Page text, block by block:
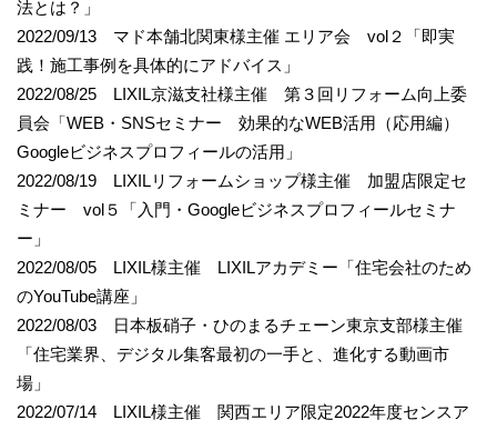
法とは？」
2022/09/13 マド本舗北関東様主催 エリア会 vol２「即実
践！施工事例を具体的にアドバイス」
2022/08/25 LIXIL京滋支社様主催 第３回リフォーム向上委
員会「WEB・SNSセミナー 効果的なWEB活用（応用編）
Googleビジネスプロフィールの活用」
2022/08/19 LIXILリフォームショップ様主催 加盟店限定セ
ミナー vol５「入門・Googleビジネスプロフィールセミナ
ー」
2022/08/05 LIXIL様主催 LIXILアカデミー「住宅会社のため
のYouTube講座」
2022/08/03 日本板硝子・ひのまるチェーン東京支部様主催
「住宅業界、デジタル集客最初の一手と、進化する動画市
場」
2022/07/14 LIXIL様主催 関西エリア限定2022年度センスア